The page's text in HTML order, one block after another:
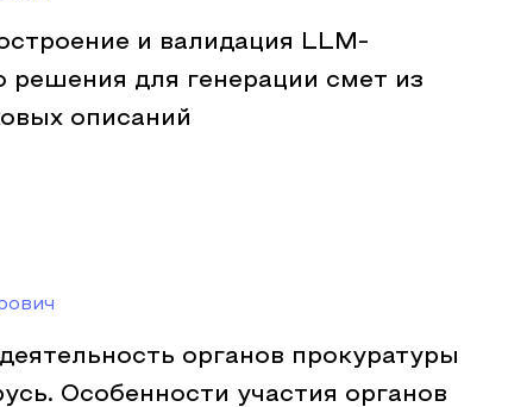
и валидация LLM-
решения для генерации смет из
описаний
органов прокуратуры
Особенности участия органов